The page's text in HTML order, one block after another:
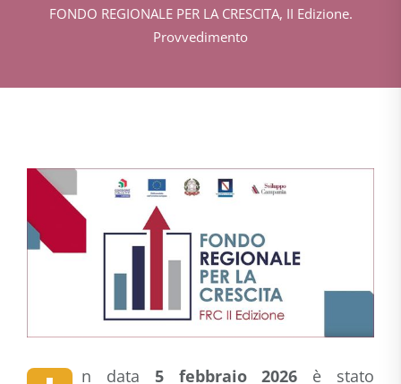
FONDO REGIONALE PER LA CRESCITA, II Edizione.
Provvedimento
n data 5 febbraio 2026 è stato